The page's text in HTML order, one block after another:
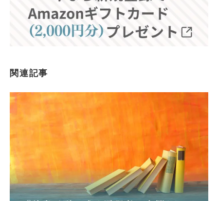
関連記事